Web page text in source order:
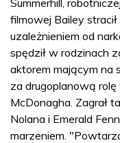
filmowej Bailey
uzależnieniem od
spędził w rodzinach
aktorem mającym na
za drugoplanową
McDonagha. Zagrał
Nolana i Emerald
marzeniem.